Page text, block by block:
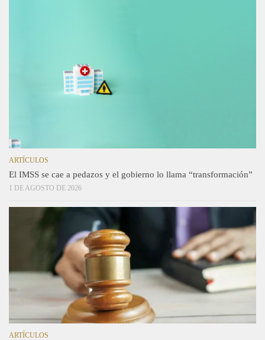
ARTÍCULOS
El IMSS se cae a pedazos y el gobierno lo llama “transformación”
1 DE AGOSTO DE 2026
ARTÍCULOS